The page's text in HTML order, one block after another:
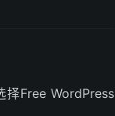
Free WordPress